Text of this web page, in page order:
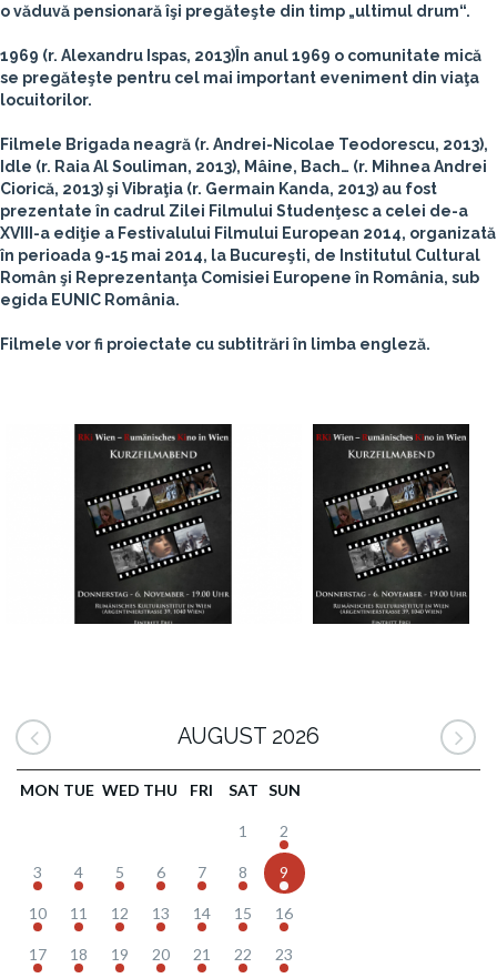
o văduvă pensionară îşi pregăteşte din timp „ultimul drum“.
1969 (r. Alexandru Ispas, 2013) În anul 1969 o comunitate mică
se pregăteşte pentru cel mai important eveniment din viaţa
locuitorilor.
Filmele Brigada neagră (r. Andrei-Nicolae Teodorescu, 2013),
Idle (r. Raia Al Souliman, 2013), Mâine, Bach… (r. Mihnea Andrei
Ciorică, 2013) şi Vibraţia (r. Germain Kanda, 2013) au fost
prezentate în cadrul Zilei Filmului Studenţesc a celei de-a
XVIII-a ediţie a Festivalului Filmului European 2014, organizată
în perioada 9-15 mai 2014, la Bucureşti, de Institutul Cultural
Român şi Reprezentanţa Comisiei Europene în România, sub
egida EUNIC România.
Filmele vor fi proiectate cu subtitrări în limba engleză.
AUGUST 2026
MON TUE WED THU FRI SAT SUN
1 2
3 4 5 6 7 8 9
10 11 12 13 14 15 16
17 18 19 20 21 22 23